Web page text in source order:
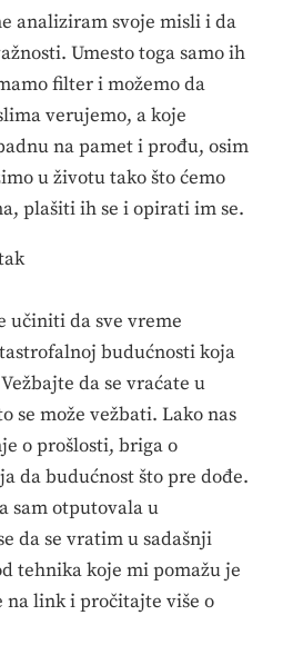
analiziram svoje misli i da
Umesto toga samo ih
filter i možemo da
verujemo, a koje
na pamet i prođu, osim
u životu tako što ćemo
plašiti ih se i opirati im se.
učiniti da sve vreme
budućnosti koja
da se vraćate u
se može vežbati. Lako nas
o prošlosti, briga o
da budućnost što pre dođe.
sam otputovala u
da se vratim u sadašnji
tehnika koje mi pomažu je
link i pročitajte više o